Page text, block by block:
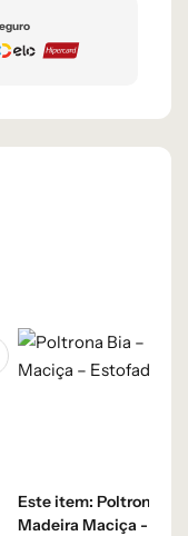
Este item: Poltrona
Madeira Maciça -